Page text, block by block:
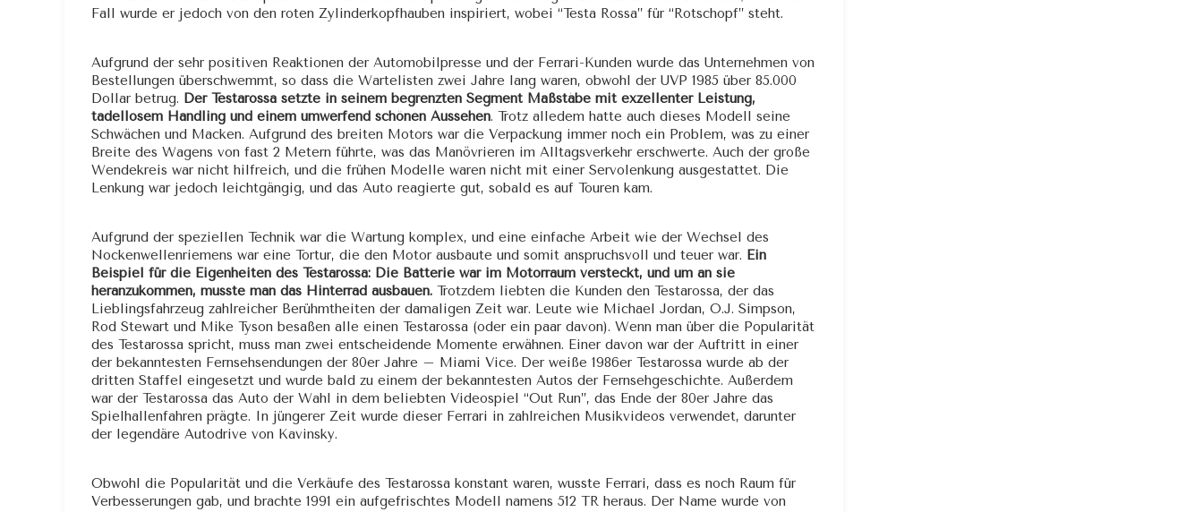
Fall wurde er jedoch von den roten Zylinderkopfhauben inspiriert, wobei “Testa Rossa” für “Rotschopf” steht.
Aufgrund der sehr positiven Reaktionen der Automobilpresse und der Ferrari-Kunden wurde das Unternehmen von
Bestellungen überschwemmt, so dass die Wartelisten zwei Jahre lang waren, obwohl der UVP 1985 über 85.000
Dollar betrug. Der Testarossa setzte in seinem begrenzten Segment Maßstäbe mit exzellenter Leistung,
tadellosem Handling und einem umwerfend schönen Aussehen. Trotz alledem hatte auch dieses Modell seine
Schwächen und Macken. Aufgrund des breiten Motors war die Verpackung immer noch ein Problem, was zu einer
Breite des Wagens von fast 2 Metern führte, was das Manövrieren im Alltagsverkehr erschwerte. Auch der große
Wendekreis war nicht hilfreich, und die frühen Modelle waren nicht mit einer Servolenkung ausgestattet. Die
Lenkung war jedoch leichtgängig, und das Auto reagierte gut, sobald es auf Touren kam.
Aufgrund der speziellen Technik war die Wartung komplex, und eine einfache Arbeit wie der Wechsel des
Nockenwellenriemens war eine Tortur, die den Motor ausbaute und somit anspruchsvoll und teuer war. Ein
Beispiel für die Eigenheiten des Testarossa: Die Batterie war im Motorraum versteckt, und um an sie
heranzukommen, musste man das Hinterrad ausbauen. Trotzdem liebten die Kunden den Testarossa, der das
Lieblingsfahrzeug zahlreicher Berühmtheiten der damaligen Zeit war. Leute wie Michael Jordan, O.J. Simpson,
Rod Stewart und Mike Tyson besaßen alle einen Testarossa (oder ein paar davon). Wenn man über die Popularität
des Testarossa spricht, muss man zwei entscheidende Momente erwähnen. Einer davon war der Auftritt in einer
der bekanntesten Fernsehsendungen der 80er Jahre – Miami Vice. Der weiße 1986er Testarossa wurde ab der
dritten Staffel eingesetzt und wurde bald zu einem der bekanntesten Autos der Fernsehgeschichte. Außerdem
war der Testarossa das Auto der Wahl in dem beliebten Videospiel “Out Run”, das Ende der 80er Jahre das
Spielhallenfahren prägte. In jüngerer Zeit wurde dieser Ferrari in zahlreichen Musikvideos verwendet, darunter
der legendäre Autodrive von Kavinsky.
Obwohl die Popularität und die Verkäufe des Testarossa konstant waren, wusste Ferrari, dass es noch Raum für
Verbesserungen gab, und brachte 1991 ein aufgefrischtes Modell namens 512 TR heraus. Der Name wurde von